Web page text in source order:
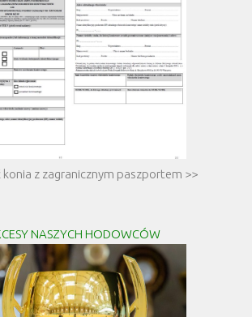
konia z zagranicznym paszportem >>
NASZYCH HODOWCÓW